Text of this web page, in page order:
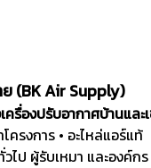
(BK Air Supply)
ครื่องปรับอากาศบ้านแล
ครงการ • อะไหล่แอร์แท้
ไป ผู้รับเหมา และองค์กร